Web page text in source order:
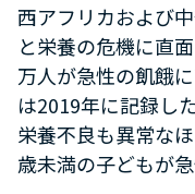
西アフリカおよび
と栄養の危機に直
万人が急性の飢餓
は2019年に記録し
栄養不良も異常な
歳未満の子どもが